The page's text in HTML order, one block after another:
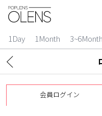
1Day 1Month
ログイン
カラコン比較
今月限定特典
会員ログイン